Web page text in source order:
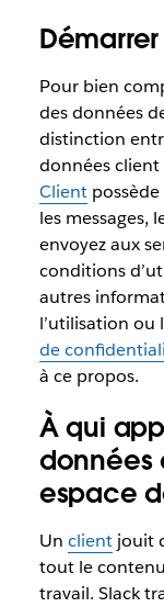
Démarrer
Pour bien
des données
distinction
données
Clientpossède
les messages,
envoyez aux
conditions
autres
l’utilisation ou
de
à ce propos.
À qui
données
espace
Un clientjouit
tout le
travail. Slack